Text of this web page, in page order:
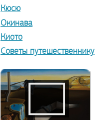
Кюсю
Окинава
Киото
Советы путешественнику